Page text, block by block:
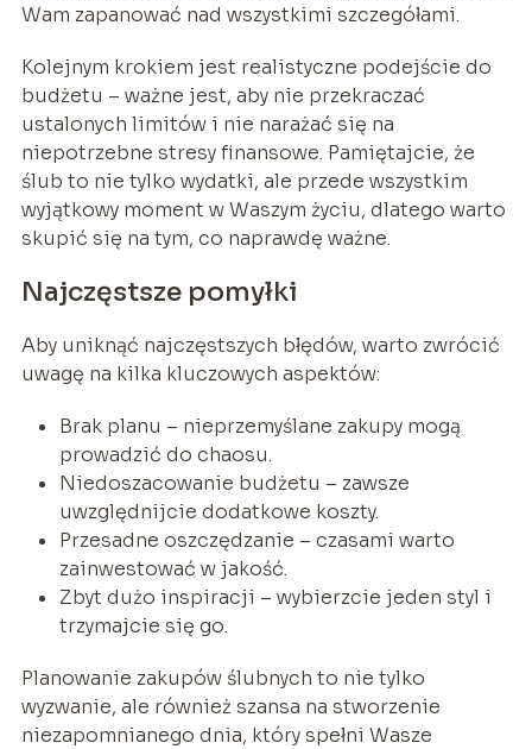
Wam zapanować nad wszystkimi szczegółami.
Kolejnym krokiem jest realistyczne podejście do
budżetu – ważne jest, aby nie przekraczać
ustalonych limitów i nie narażać się na
niepotrzebne stresy finansowe. Pamiętajcie, że
ślub to nie tylko wydatki, ale przede wszystkim
wyjątkowy moment w Waszym życiu, dlatego warto
skupić się na tym, co naprawdę ważne.
Najczęstsze pomyłki
Aby uniknąć najczęstszych błędów, warto zwrócić
uwagę na kilka kluczowych aspektów:
Brak planu – nieprzemyślane zakupy mogą
prowadzić do chaosu.
Niedoszacowanie budżetu – zawsze
uwzględnijcie dodatkowe koszty.
Przesadne oszczędzanie – czasami warto
zainwestować w jakość.
Zbyt dużo inspiracji – wybierzcie jeden styl i
trzymajcie się go.
Planowanie zakupów ślubnych to nie tylko
wyzwanie, ale również szansa na stworzenie
niezapomnianego dnia, który spełni Wasze